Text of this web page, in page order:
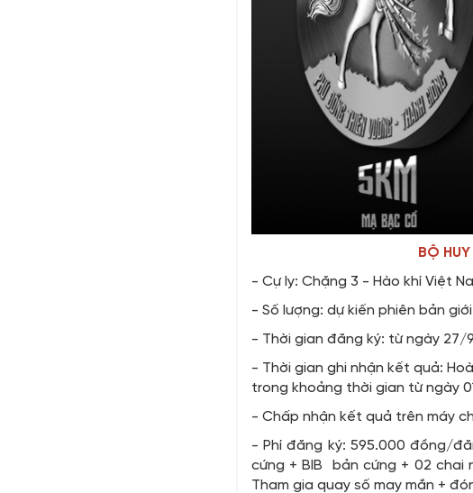
BỘ
- Cự ly: Chặng 3 - Hào khí Việt
- Số lượng: dự kiến phiên bản
- Thời gian đăng ký: từ ngày 27/
- Thời gian ghi nhận kết quả:
trong khoảng thời gian từ ngày
- Chấp nhận kết quả trên máy
- Phí đăng ký: 595.000 đồng/
cứng + BIB bản cứng + 02 chai
Tham gia quay số may mắn +